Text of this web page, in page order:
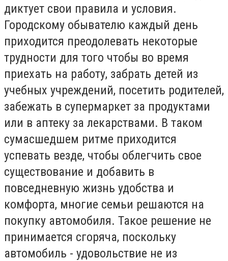
диктует свои правила и условия.
Городскому обывателю каждый день
приходится преодолевать некоторые
трудности для того чтобы во время
приехать на работу, забрать детей из
учебных учреждений, посетить родителей,
забежать в супермаркет за продуктами
или в аптеку за лекарствами. В таком
сумасшедшем ритме приходится
успевать везде, чтобы облегчить свое
существование и добавить в
повседневную жизнь удобства и
комфорта, многие семьи решаются на
покупку автомобиля. Такое решение не
принимается сгоряча, поскольку
автомобиль - удовольствие не из